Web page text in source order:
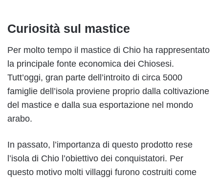
Curiosità sul mastice
Per molto tempo il mastice di Chio ha rappresentato
la principale fonte economica dei Chiosesi.
Tutt’oggi, gran parte dell’introito di circa 5000
famiglie dell’isola proviene proprio dalla coltivazione
del mastice e dalla sua esportazione nel mondo
arabo.
In passato, l’importanza di questo prodotto rese
l’isola di Chio l’obiettivo dei conquistatori. Per
questo motivo molti villaggi furono costruiti come